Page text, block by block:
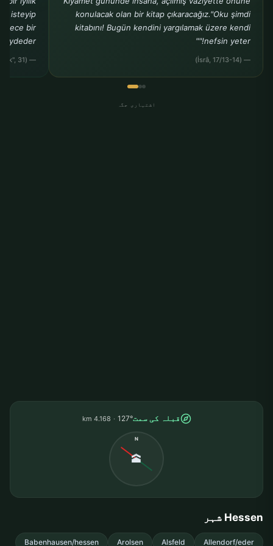
konulacak olan bir kitap çıkaracağız."Oku şimdi
kitabını! Bugün kendini yargılamak üzere kendi
nefsin yeter!""
— (İsrâ, 17/13-14)
isteyip
bir
— (Buhârî, "Rikâk", 31)
اشتہاری جگہ
قبلہ کی سمت127°
4.168 km
N
🕋
Hessen شہر
Allendorf/eder
Alsfeld
Arolsen
Babenhausen/hessen